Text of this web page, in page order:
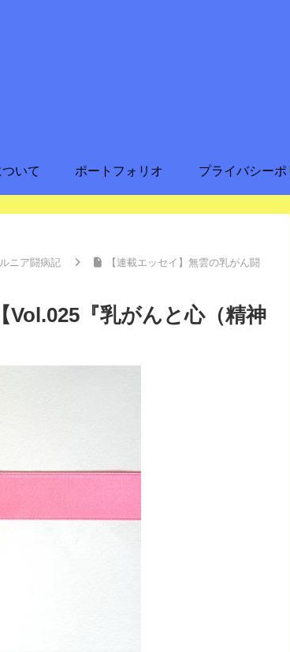
いて ポートフォリオ プライバシーポ
ニア闘病記
【連載エッセイ】無雲の乳がん闘
Vol.025『乳がんと心（精神